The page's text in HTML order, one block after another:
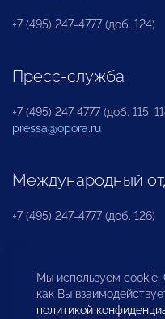
+7 (495) 247-4777 (доб. 124)
Пресс-служба
+7 (495) 247 4777 (доб. 115,
pressa@opora.ru
Международный
+7 (495) 247-4777 (доб. 126)
Бюро по защите
инвесторов
Мы используем cookie.
как Вы
политикой